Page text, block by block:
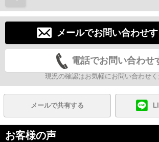
メールでお問い合わせ
電話でお問い合わせ
現況の確認はお気軽にお問い合わせく
メールで共有する
お客様の声